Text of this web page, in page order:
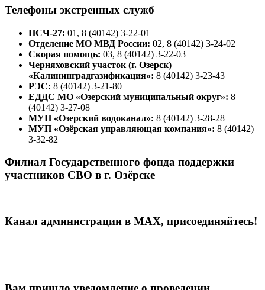
Телефоны экстренных служб
ПСЧ-27: 01, 8 (40142) 3-22-01
Отделение МО МВД России: 02, 8 (40142) 3-24-02
Скорая помощь: 03, 8 (40142) 3-22-03
Черняховский участок (г. Озерск)
«Калининградгазификация»: 8 (40142) 3-23-43
РЭС: 8 (40142) 3-21-80
ЕДДС МО «Озерский муниципальный округ»: 8
(40142) 3-27-08
МУП «Озерский водоканал»: 8 (40142) 3-28-28
МУП «Озёрская управляющая компания»: 8 (40142)
3-32-82
Филиал Государственного фонда поддержки
участников СВО в г. Озёрске
Канал администрации в МАХ, присоединяйтесь!